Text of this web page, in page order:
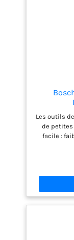
Les outils
de
facile :
grâce au
pression sur